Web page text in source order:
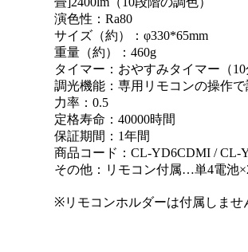
演色性：Ra80
サイズ（約）：φ330*65mm
重量（約）：460g
タイマー：おやすみタイマー（10
調光機能：専用リモコンの操作
力率：0.5
定格寿命：40000時間
保証期間：1年間
商品コード：CL-YD6CDMI / CL-
その他：リモコン付属…単4電池
※リモコンホルダーは付属しませ